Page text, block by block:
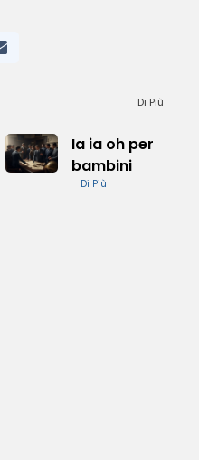
Di Più
Ia ia oh per
bambini
Di Più